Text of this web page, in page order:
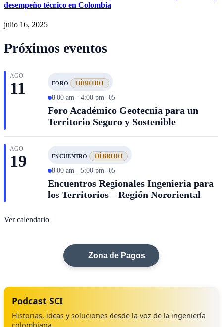
desempeño técnico en Colombia
julio 16, 2025
Próximos eventos
AGO
11 FORO HÍBRIDO
8:00 am - 4:00 pm -05
Foro Académico Geotecnia para un
Territorio Seguro y Sostenible
AGO
19 ENCUENTRO HÍBRIDO
8:00 am - 5:00 pm -05
Encuentros Regionales Ingeniería para
los Territorios – Región Nororiental
Ver calendario
Zona de Pagos
Podcast SCI
Historias, ideas y soluciones desde la voz de la ingeniería
colombiana.